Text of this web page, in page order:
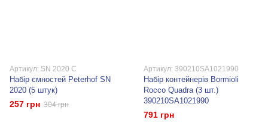
Артикул: SN 2020 С
Набір ємностей Peterhof SN
2020 (5 штук)
257 грн 304 грн
Артикул: 390210SA1021990
Набір контейнерів Bormioli
Rocco Quadra (3 шт.)
390210SA1021990
791 грн